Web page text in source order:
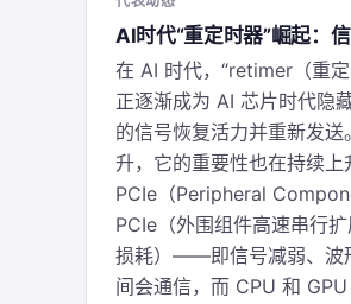
AI时代“重定时器”崛起：
在 AI 时代，“retimer（重
正逐渐成为 AI 芯片时代隐
的信号恢复活力并重新发
升，它的重要性也在持续
PCIe（Peripheral
PCIe（外围组件高速串行
损耗）——即信号减弱、波
间会通信，而 CPU 和